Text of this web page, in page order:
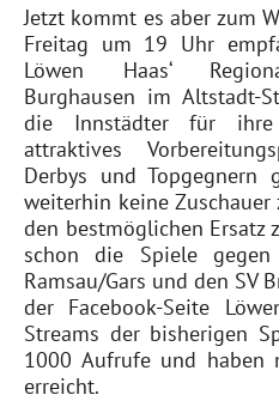
Jetzt kommt es aber zum
Freitag um 19 Uhr
Löwen Haas‘
Burghausen im Altstadt-
die Innstädter für
attraktives
Derbys und Topgegnern
weiterhin keine Zuschauer
den bestmöglichen Ersatz
schon die Spiele
Ramsau/Gars und den SV
der Facebook-Seite
Streams der bisherigen
1000 Aufrufe und haben
erreicht.